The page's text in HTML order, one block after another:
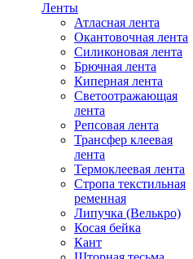
Ленты
Атласная лента
Окантовочная лента
Силиконовая лента
Брючная лента
Киперная лента
Светоотражающая
лента
Репсовая лента
Трансфер клеевая
лента
Термоклеевая лента
Стропа текстильная
ременная
Липучка (Велькро)
Косая бейка
Кант